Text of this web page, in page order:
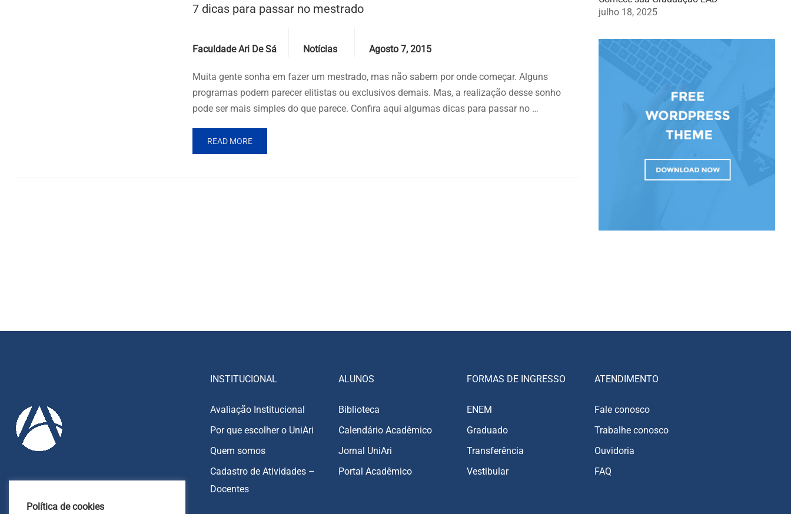
7 dicas para passar no mestrado
Faculdade Ari De Sá Notícias Agosto 7, 2015
Muita gente sonha em fazer um mestrado, mas não sabem por onde começar. Alguns
programas podem parecer elitistas ou exclusivos demais. Mas, a realização desse sonho
pode ser mais simples do que parece. Confira aqui algumas dicas para passar no …
READ MORE
julho 18, 2025
85 9213-7151
INSTITUCIONAL
Avaliação Institucional
Por que escolher o UniAri
Quem somos
Cadastro de Atividades –
Docentes
ALUNOS
Biblioteca
Calendário Acadêmico
Jornal UniAri
Portal Acadêmico
FORMAS DE INGRESSO
ENEM
Graduado
Transferência
Vestibular
ATENDIMENTO
Fale conosco
Trabalhe conosco
Ouvidoria
FAQ
Política de cookies